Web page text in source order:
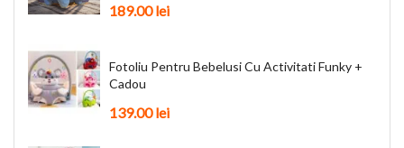
189.00lei
Fotoliu Pentru Bebelusi Cu Activitati Funky +
Cadou
139.00lei